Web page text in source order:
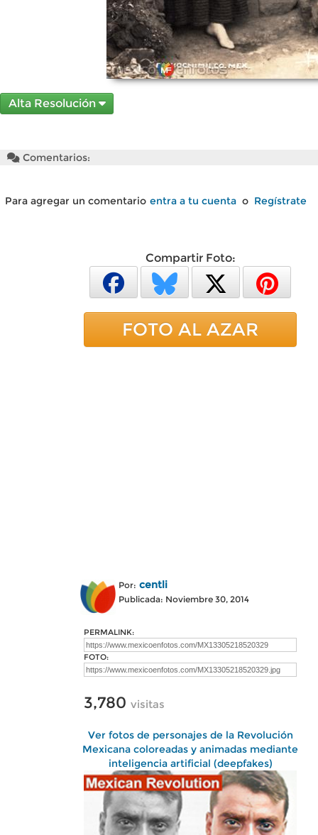
Alta Resolución
Comentarios:
Para agregar un comentario entra a tu cuenta o Regístrate
Compartir Foto:
FOTO AL AZAR
Por: centli
Publicada: Noviembre 30, 2014
PERMALINK:
FOTO:
3,780 visitas
Ver fotos de personajes de la Revolución
Mexicana coloreadas y animadas mediante
inteligencia artificial (deepfakes)